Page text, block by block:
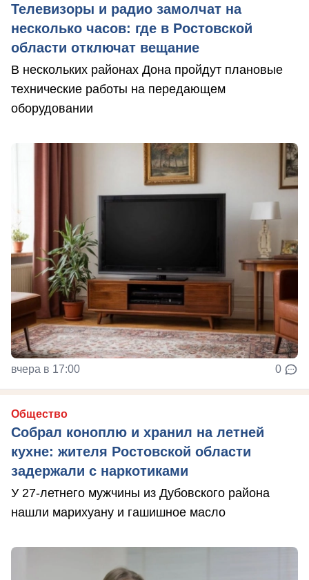
Телевизоры и радио замолчат на
несколько часов: где в Ростовской
области отключат вещание
В нескольких районах Дона пройдут плановые
технические работы на передающем
оборудовании
вчера в 17:00 0
Общество
Собрал коноплю и хранил на летней
кухне: жителя Ростовской области
задержали с наркотиками
У 27-летнего мужчины из Дубовского района
нашли марихуану и гашишное масло